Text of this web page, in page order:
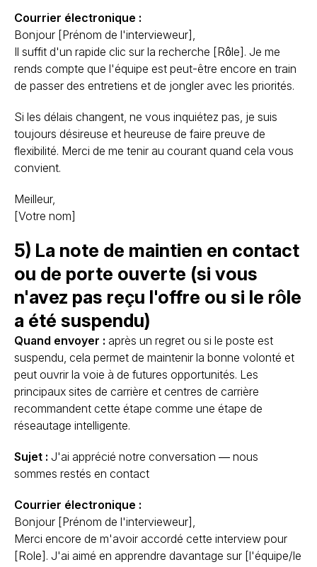
Courrier électronique :
Bonjour [Prénom de l'intervieweur],
Il suffit d'un rapide clic sur la recherche [Rôle]. Je me
rends compte que l'équipe est peut-être encore en train
de passer des entretiens et de jongler avec les priorités.
Si les délais changent, ne vous inquiétez pas, je suis
toujours désireuse et heureuse de faire preuve de
flexibilité. Merci de me tenir au courant quand cela vous
convient.
Meilleur,
[Votre nom]
5) La note de maintien en contact
ou de porte ouverte (si vous
n'avez pas reçu l'offre ou si le rôle
a été suspendu)
Quand envoyer : après un regret ou si le poste est
suspendu, cela permet de maintenir la bonne volonté et
peut ouvrir la voie à de futures opportunités. Les
principaux sites de carrière et centres de carrière
recommandent cette étape comme une étape de
réseautage intelligente.
Sujet : J'ai apprécié notre conversation — nous
sommes restés en contact
Courrier électronique :
Bonjour [Prénom de l'intervieweur],
Merci encore de m'avoir accordé cette interview pour
[Role]. J'ai aimé en apprendre davantage sur [l'équipe/le